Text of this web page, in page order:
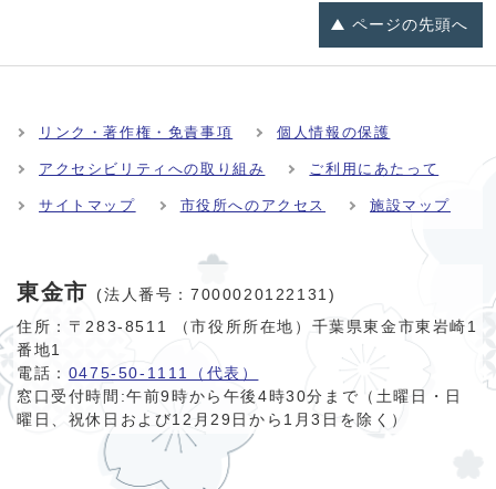
ページの先頭へ
リンク・著作権・免責事項 個人情報の保護
アクセシビリティへの取り組み ご利用にあたって
サイトマップ 市役所へのアクセス 施設マップ
東金市
(法人番号：7000020122131)
住所：〒283-8511 （市役所所在地）千葉県東金市東岩崎1
番地1
電話： 0475-50-1111（代表）
窓口受付時間:午前9時から午後4時30分まで（土曜日・日
曜日、祝休日および12月29日から1月3日を除く）